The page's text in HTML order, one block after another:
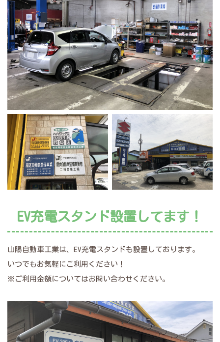
EV充電スタンド設置してます！
山陽自動車工業は、EV充電スタンドも設置しております。
いつでもお気軽にご利用ください！
※ご利用金額についてはお問い合わせください。